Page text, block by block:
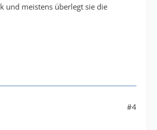
und meistens überlegt sie die
#4